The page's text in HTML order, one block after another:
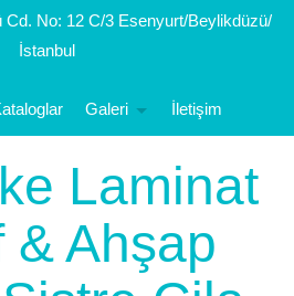
Cd. No: 12 C/3 Esenyurt/Beylikdüzü/
İstanbul
Galeri İletişim